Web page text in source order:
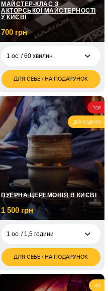
МАЙСТЕР-КЛАС З
АКТОРСЬКОЇ МАЙСТЕРНОСТІ
У КИЄВІ
700 грн
1 ос. / 60 хвилин
700
грн
1 ос. / 8 занять по 1
годині
4 350
грн
1 ос. / 12 занять по 1
годині
7 150
грн
1 ос. / 3 заняття по 1
годині
грн
ДЛЯ СЕБЕ / НА ПОДАРУНОК
TOP
ДЛЯ ПОДРУГИ
ПУЕРНА ЦЕРЕМОНІЯ В КИЄВІ
1 500 грн
1 ос. / 1,5 години
1 500
грн
2 ос. / 1,5 години
3 000
грн
ДЛЯ СЕБЕ / НА ПОДАРУНОК
HIT